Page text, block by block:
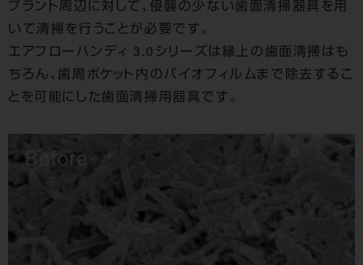
プラント周辺に対して、侵襲の少ない歯面清掃器具を用
いて清掃を行うことが必要です。
エアフローハンディ 3.0シリーズは縁上の歯面清掃はも
ちろん、歯周ポケット内のバイオフィルムまで除去するこ
とを可能にした歯面清掃用器具です。